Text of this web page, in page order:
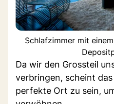
Schlafzimmer mit
Da wir den Grossteil
verbringen, scheint
perfekte Ort zu sein,